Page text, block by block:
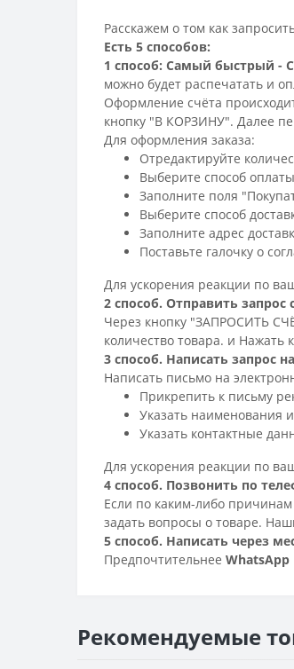
Расскажем о том как
Есть 5 способов:
1 способ: Самый быстрый -
можно будет распечатать и
Оформление счёта
кнопку "В КОРЗИНУ". Далее
Для оформления заказа:
Отредактируйте
Выберите способ
Заполните поля
Выберите способ
Заполните адрес
Поставьте галочку о
Для ускорения реакции по
2 способ. Отправить запрос
Через кнопку "ЗАПРОСИТЬ
количество товара. и Нажать
3 способ. Написать запрос
Написать письмо на
Прикрепить к письму
Указать наименования
Указать контактные
Для ускорения реакции по
4 способ. Позвонить по
Если по каким-либо
задать вопросы о товаре.
5 способ. Написать через
Предпочтительнее WhatsApp
Рекомендуемые